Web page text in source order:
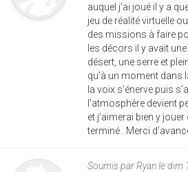
auquel j’ai joué il y a
jeu de réalité virtuelle
des missions à faire
les décors il y avait
désert, une serre et
qu’à un moment dans
la voix s’énerve puis
l’atmosphère devient
et j’aimerai bien y
terminé . Merci
Soumis parRyanle dim